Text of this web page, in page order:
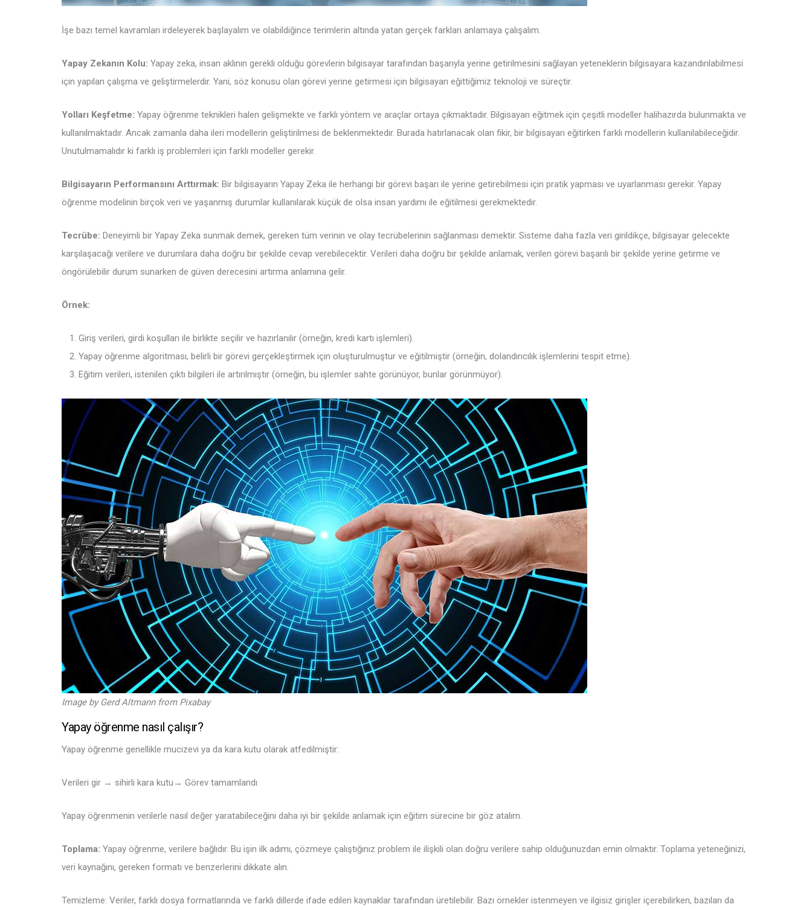
İşe bazı temel kavramları irdeleyerek başlayalım ve olabildiğince terimlerin altında yatan gerçek farkları anlamaya çalışalım.
Yapay Zekanın Kolu: Yapay zeka, insan aklının gerekli olduğu görevlerin bilgisayar tarafından başarıyla yerine getirilmesini sağlayan yeteneklerin bilgisayara kazandırılabilmesi
için yapılan çalışma ve geliştirmelerdir. Yani, söz konusu olan görevi yerine getirmesi için bilgisayarı eğittiğimiz teknoloji ve süreçtir.
Yolları Keşfetme: Yapay öğrenme teknikleri halen gelişmekte ve farklı yöntem ve araçlar ortaya çıkmaktadır. Bilgisayarı eğitmek için çeşitli modeller halihazırda bulunmakta ve
kullanılmaktadır. Ancak zamanla daha ileri modellerin geliştirilmesi de beklenmektedir. Burada hatırlanacak olan fikir, bir bilgisayarı eğitirken farklı modellerin kullanılabileceğidir.
Unutulmamalıdır ki farklı iş problemleri için farklı modeller gerekir.
Bilgisayarın Performansını Arttırmak: Bir bilgisayarın Yapay Zeka ile herhangi bir görevi başarı ile yerine getirebilmesi için pratik yapması ve uyarlanması gerekir. Yapay
öğrenme modelinin birçok veri ve yaşanmış durumlar kullanılarak küçük de olsa insan yardımı ile eğitilmesi gerekmektedir.
Tecrübe: Deneyimli bir Yapay Zeka sunmak demek, gereken tüm verinin ve olay tecrübelerinin sağlanması demektir. Sisteme daha fazla veri girildikçe, bilgisayar gelecekte
karşılaşacağı verilere ve durumlara daha doğru bir şekilde cevap verebilecektir. Verileri daha doğru bir şekilde anlamak, verilen görevi başarılı bir şekilde yerine getirme ve
öngörülebilir durum sunarken de güven derecesini artırma anlamına gelir.
Örnek:
Giriş verileri, girdi koşulları ile birlikte seçilir ve hazırlanılır (örneğin, kredi kartı işlemleri).
Yapay öğrenme algoritması, belirli bir görevi gerçekleştirmek için oluşturulmuştur ve eğitilmiştir (örneğin, dolandırıcılık işlemlerini tespit etme).
Eğitim verileri, istenilen çıktı bilgileri ile artırılmıştır (örneğin, bu işlemler sahte görünüyor, bunlar görünmüyor).
Image by Gerd Altmannfrom Pixabay
Yapay öğrenme nasıl çalışır?
Yapay öğrenme genellikle mucizevi ya da kara kutu olarak atfedilmiştir:
Verileri gir → sihirli kara kutu→ Görev tamamlandı
Yapay öğrenmenin verilerle nasıl değer yaratabileceğini daha iyi bir şekilde anlamak için eğitim sürecine bir göz atalım.
Toplama: Yapay öğrenme, verilere bağlıdır. Bu işin ilk adımı, çözmeye çalıştığınız problem ile ilişkili olan doğru verilere sahip olduğunuzdan emin olmaktır. Toplama yeteneğinizi,
veri kaynağını, gereken formatı ve benzerlerini dikkate alın.
Temizleme: Veriler, farklı dosya formatlarında ve farklı dillerde ifade edilen kaynaklar tarafından üretilebilir. Bazı örnekler istenmeyen ve ilgisiz girişler içerebilirken, bazıları da